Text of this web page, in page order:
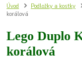
Úvod Podložky a kostky
korálová
Lego Duplo
korálová